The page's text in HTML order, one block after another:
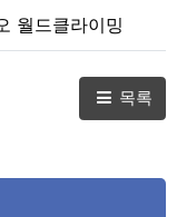
월드클라이밍
득... 시즌 초반
목록